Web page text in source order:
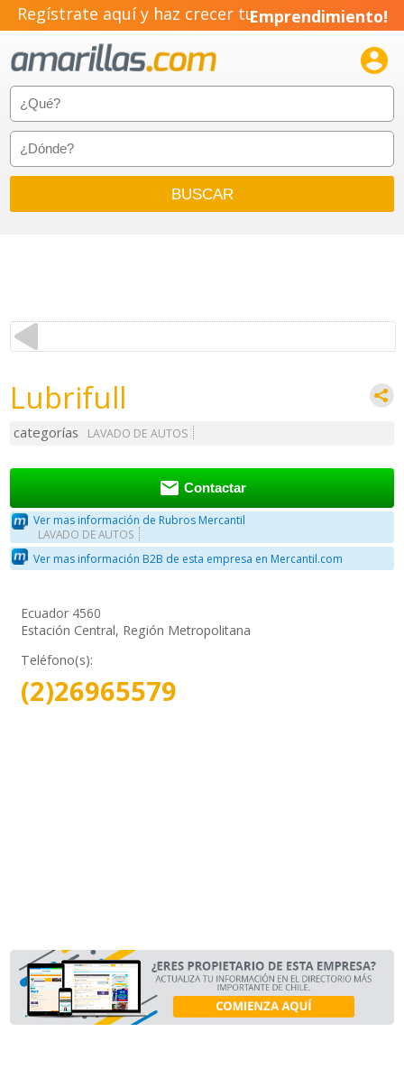
Regístrate aquí y haz crecer tuEmprendimiento!

Lubrifull
categorías LAVADO DE AUTOS
 Contactar
Ver mas información de Rubros Mercantil
LAVADO DE AUTOS
Ver mas información B2B de esta empresa en Mercantil.com
Ecuador 4560
Estación Central, Región Metropolitana
Teléfono(s):
(2)26965579